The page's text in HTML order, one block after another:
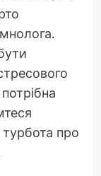
про